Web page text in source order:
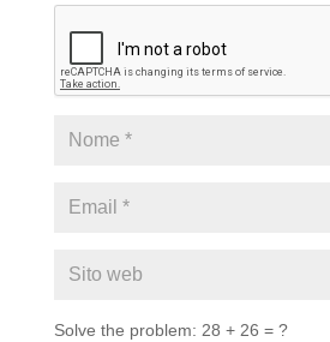
Solve the problem: 28 + 26 = ?